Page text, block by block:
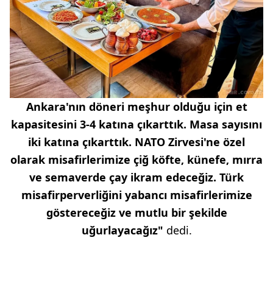
Ankara'nın döneri meşhur olduğu için et
kapasitesini 3-4 katına çıkarttık. Masa sayısını
iki katına çıkarttık. NATO Zirvesi'ne özel
olarak misafirlerimize çiğ köfte, künefe, mırra
ve semaverde çay ikram edeceğiz. Türk
misafirperverliğini yabancı misafirlerimize
göstereceğiz ve mutlu bir şekilde
uğurlayacağız" dedi.